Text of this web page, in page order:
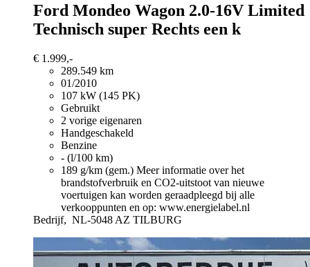
Ford Mondeo Wagon 2.0-16V Limited
Technisch super Rechts een k
€ 1.999,-
289.549 km
01/2010
107 kW (145 PK)
Gebruikt
2 vorige eigenaren
Handgeschakeld
Benzine
- (l/100 km)
189 g/km (gem.) Meer informatie over het
brandstofverbruik en CO2-uitstoot van nieuwe
voertuigen kan worden geraadpleegd bij alle
verkooppunten en op: www.energielabel.nl
Bedrijf, NL-5048 AZ TILBURG